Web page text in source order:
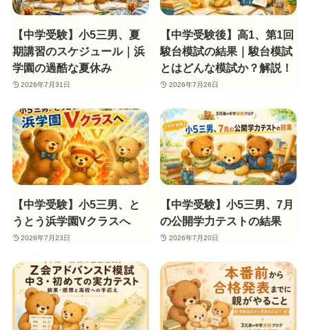
【中学受験】小5三男、夏
期講習のスケジュール｜浜
学園の過酷な夏休み
2026年7月31日
【中学受験後】高1、第1回
駿台模試の結果｜駿台模試
とはどんな模試か？解説！
2026年7月26日
【中学受験】小5三男、と
うとう浜学園Vクラスへ
2026年7月23日
【中学受験】小5三男、7月
の公開学力テストの結果
2026年7月20日